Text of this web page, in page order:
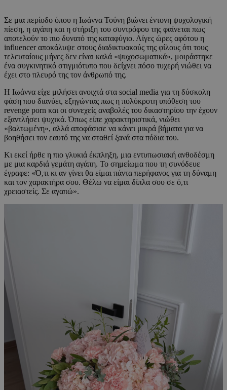
Σε μια περίοδο όπου η Ιωάννα Τούνη βιώνει έντονη ψυχολογική
πίεση, η αγάπη και η στήριξη του συντρόφου της φαίνεται πως
αποτελούν το πιο δυνατό της καταφύγιο. Λίγες ώρες αφότου η
influencer αποκάλυψε στους διαδικτυακούς της φίλους ότι τους
τελευταίους μήνες δεν είναι καλά «ψυχοσωματικά», μοιράστηκε
ένα συγκινητικό στιγμιότυπο που δείχνει πόσο τυχερή νιώθει να
έχει στο πλευρό της τον άνθρωπό της.
Η Ιωάννα είχε μιλήσει ανοιχτά στα social media για τη δύσκολη
φάση που διανύει, εξηγώντας πως η πολύκροτη υπόθεση του
revenge porn και οι συνεχείς αναβολές του δικαστηρίου την έχουν
εξαντλήσει ψυχικά. Όπως είπε χαρακτηριστικά, νιώθει
«βαλτωμένη», αλλά αποφάσισε να κάνει μικρά βήματα για να
βοηθήσει τον εαυτό της να σταθεί ξανά στα πόδια του.
Κι εκεί ήρθε η πιο γλυκιά έκπληξη, μια εντυπωσιακή ανθοδέσμη
με μια καρδιά γεμάτη αγάπη. Το σημείωμα που τη συνόδευε
έγραφε: «Ό,τι κι αν γίνει θα είμαι πάντα περήφανος για τη δύναμη
και τον χαρακτήρα σου. Θέλω να είμαι δίπλα σου σε ό,τι
χρειαστείς. Σε αγαπώ».